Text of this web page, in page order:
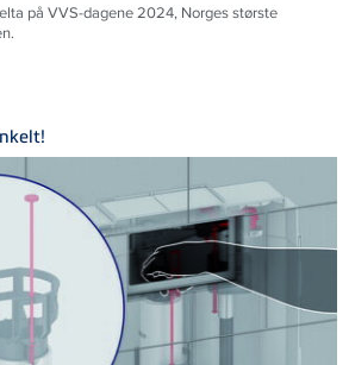
på VVS-dagene 2024, Norges største